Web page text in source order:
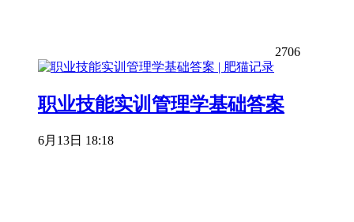
2706
职业技能实训管理学基础答案
6月13日 18:18